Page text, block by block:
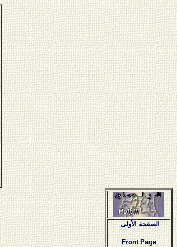
الصفحة الأولى
Front Page